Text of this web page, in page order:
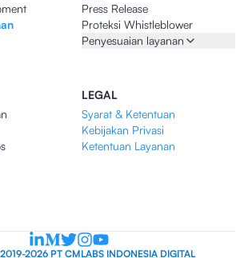
Press Release
Proteksi Whistleblower
Penyesuaian layanan
LEGAL
Syarat & Ketentuan
Kebijakan Privasi
Ketentuan Layanan
2026 PT CMLABS INDONESIA DIGITAL